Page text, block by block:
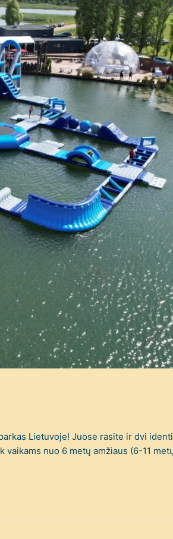
Lietuvoje! Juose rasite ir dvi
nuo 6 metų amžiaus (6-11